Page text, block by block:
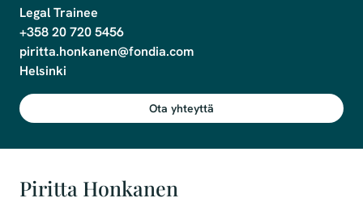
Legal Trainee
+358 20 720 5456
piritta.honkanen@fondia.com
Helsinki
Ota yhteyttä
Piritta Honkanen